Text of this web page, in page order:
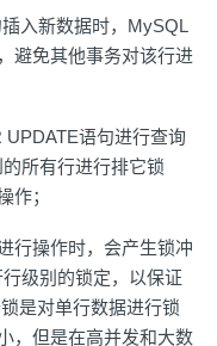
入新数据时，MySQL
避免其他事务对该行进
语句进行查询
所有行进行排它锁
作；
行操作时，会产生锁冲
级别的锁定，以保证
是对单行数据进行锁
，但是在高并发和大数